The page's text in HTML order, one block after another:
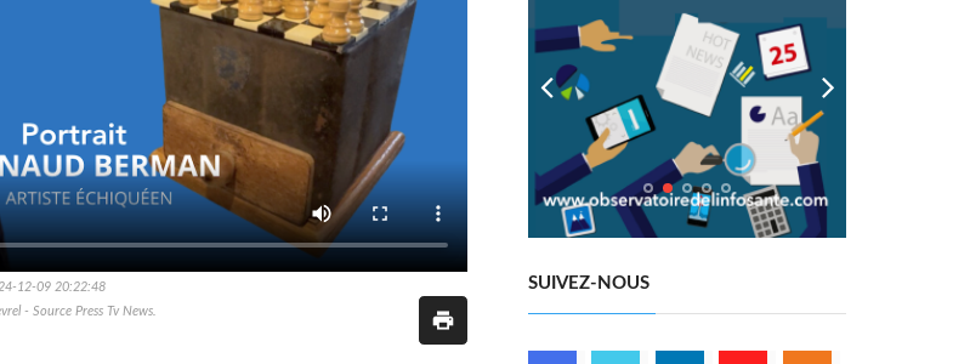
12-09 20:22:48
- Source Press Tv News.
SUIVEZ-NOUS